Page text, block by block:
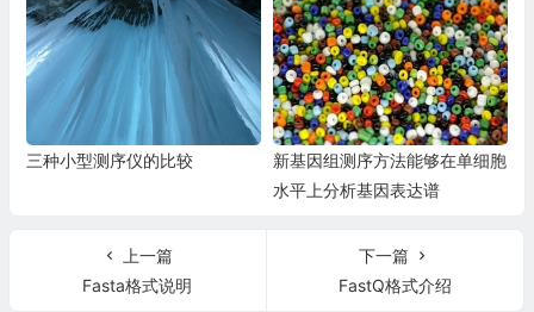
三种小型测序仪的比较
新基因组测序方法能够在单细胞
水平上分析基因表达谱
上一篇
Fasta格式说明
下一篇
FastQ格式介绍